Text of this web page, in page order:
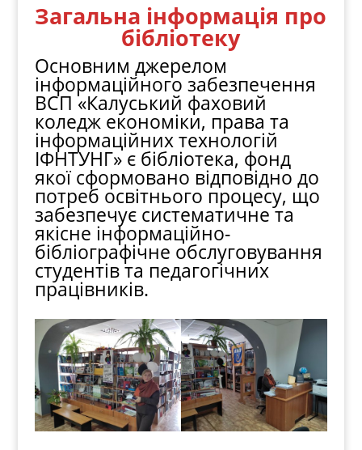
Загальна інформація про
бібліотеку
Основним джерелом
інформаційного забезпечення
ВСП «Калуський фаховий
коледж економіки, права та
інформаційних технологій
ІФНТУНГ» є бібліотека, фонд
якої сформовано відповідно до
потреб освітнього процесу, що
забезпечує систематичне та
якісне інформаційно-
бібліографічне обслуговування
студентів та педагогічних
працівників.